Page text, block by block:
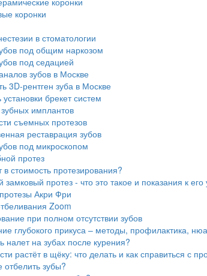
коронки
в стоматологии
под общим наркозом
под седацией
зубов в Москве
3D-рентген зуба в Москве
брекет систем
имплантов
съемных протезов
реставрация зубов
под микроскопом
протез
в стоимость протезирования?
протез - что это такое и показания к его
Акри Фри
Zoom
при полном отсутствии зубов
глубокого прикуса – методы, профилактика,
налет на зубах после курения?
растёт в щёку: что делать и как справиться с
зубы?